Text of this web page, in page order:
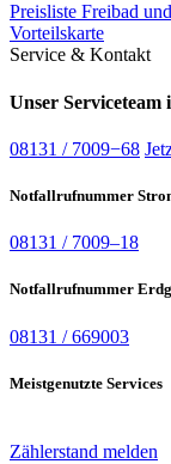
Preisliste Freibad
Vorteilskarte
Service & Kontakt
Unser Serviceteam
08131 / 7009−68
Notfallrufnummer
08131 / 7009–18
Notfallrufnummer
08131 / 669003
Meistgenutzte Services
Zählerstand melden